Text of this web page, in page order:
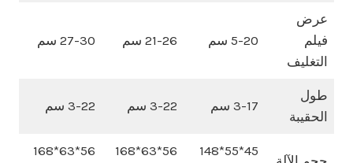
عرض
فيلم
التغليف
5-20 سم 21-26 سم 27-30 سم
طول
الحقيبة
3-17 سم 3-22 سم 3-22 سم
45*55*148
56*63*168
56*63*168